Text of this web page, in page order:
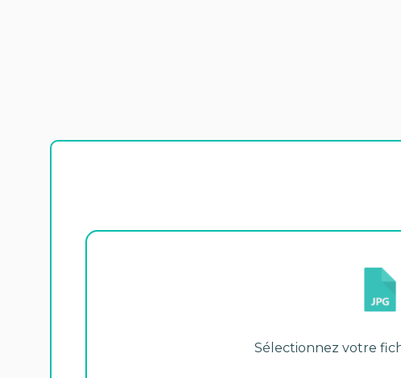
Sélectionnez votre